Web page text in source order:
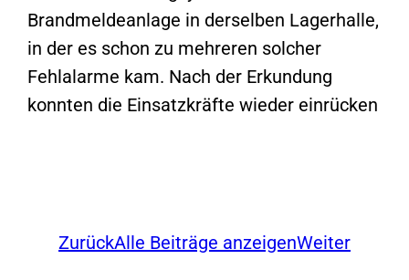
Brandmeldeanlage in derselben Lagerhalle,
in der es schon zu mehreren solcher
Fehlalarme kam. Nach der Erkundung
konnten die Einsatzkräfte wieder einrücken
ZurückAlle Beiträge anzeigenWeiter